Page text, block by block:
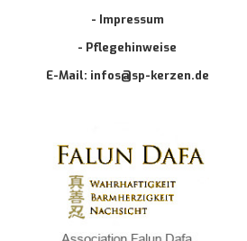
- Impressum
- Pflegehinweise
E-Mail: infos@sp-kerzen.de